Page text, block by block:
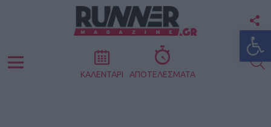
Menu ΚΑΛΕΝΤΑΡΙ ΑΠΟΤΕΛΕΣΜΑΤΑ